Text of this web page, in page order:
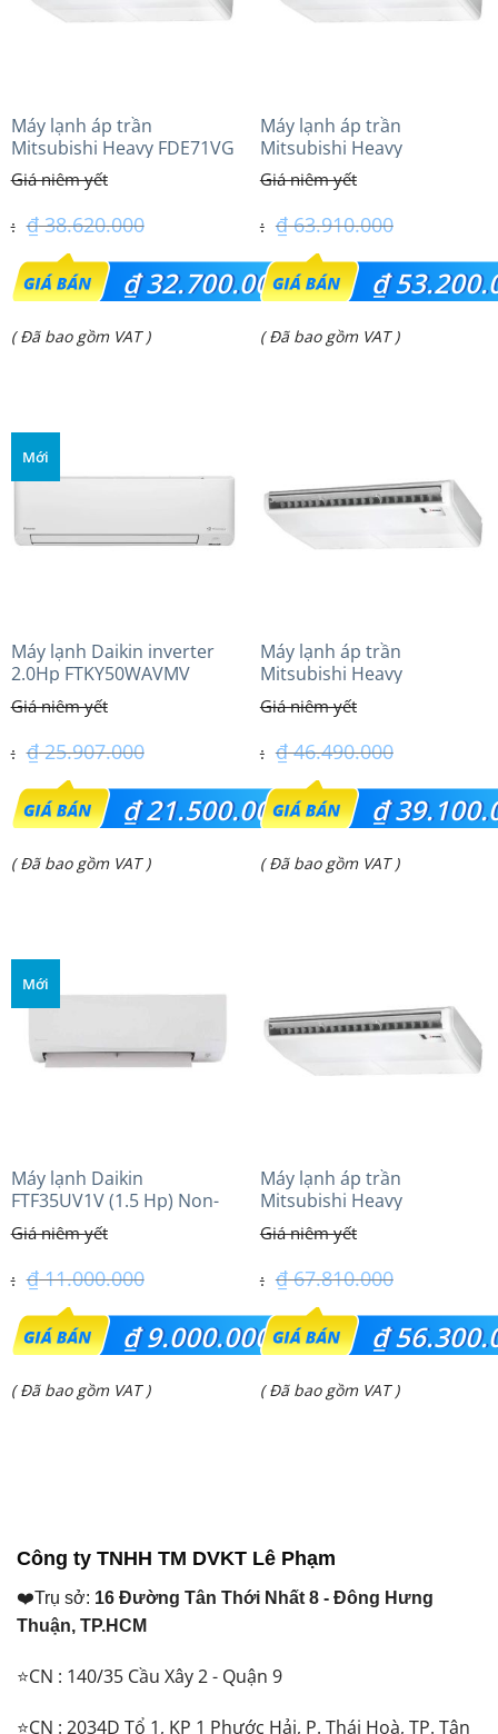
Máy lạnh áp trần
Mitsubishi Heavy FDE71VG
(3.0Hp) Tiêu chuẩn
₫38.620.000
Giá
gốc
là:
₫32.700.000
Giá
₫ 32.700.000.
( Đã bao gồm VAT )
Máy lạnh áp trần
Mitsubishi Heavy
FDE125VG (5.0Hp) Cao cấp
– 1 Pha
₫63.910.000
Giá
gốc
là:
₫
Giá
₫ 53.200.000.
( Đã bao gồm VAT )
Mới
Máy lạnh Daikin inverter
2.0Hp FTKY50WAVMV
₫25.907.000
Giá
gốc
là:
₫21.500.000
Giá
₫ 21.500.000.
( Đã bao gồm VAT )
Máy lạnh áp trần
Mitsubishi Heavy
FDE100VG (4.0Hp) Cao cấp
– 1 Pha
₫46.490.000
Giá
gốc
là:
₫
Giá
₫ 39.100.000.
( Đã bao gồm VAT )
Mới
Máy lạnh Daikin
FTF35UV1V (1.5 Hp) Non-
inverter Thái lan
₫11.000.000
Giá
gốc
là:
₫9.000.000
Giá
( Đã bao gồm VAT )
Máy lạnh áp trần
Mitsubishi Heavy
FDE125VG (5.0Hp) Cao cấp
– 3 Pha
₫67.810.000
Giá
gốc
là:
₫
Giá
( Đã bao gồm VAT )
Công ty TNHH TM DVKT Lê Phạm
❤️Trụ sở: 16 Đường Tân Thới Nhất 8 - Đông Hưng
Thuận, TP.HCM
⭐CN : 140/35 Cầu Xây 2 - Quận 9
⭐CN : 2034D Tổ 1, KP 1 Phước Hải, P. Thái Hoà, TP. Tân